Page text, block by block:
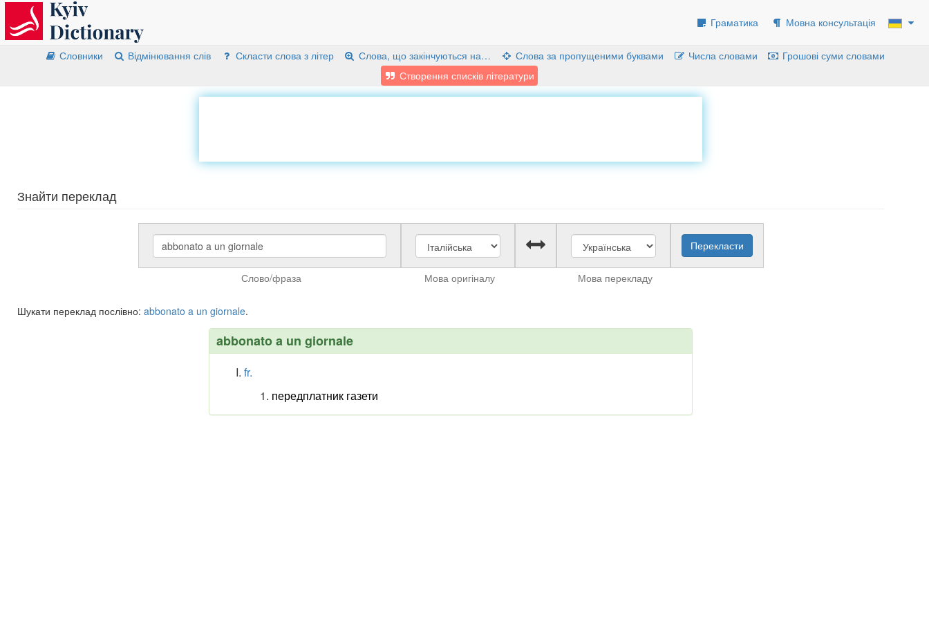
Граматика Мовна консультація
Словники Відмінювання слів Скласти слова з літер Слова, що закінчуються на… Слова за пропущеними буквами Числа словами
Грошові суми словами
Створення списків літератури
Знайти переклад
Слово/фраза Мова оригіналу Мова перекладу
Шукати переклад послівно: abbonato a un giornale.
abbonato a un giornale
fr.
передплатник газети